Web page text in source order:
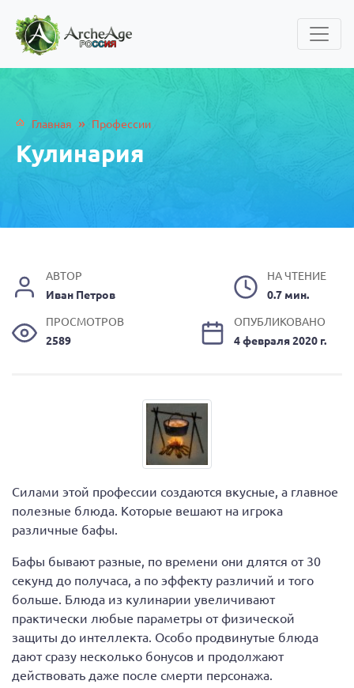
Главная » Профессии
Кулинария
АВТОР
Иван Петров
НА ЧТЕНИЕ
0.7 мин.
ПРОСМОТРОВ
2589
ОПУБЛИКОВАНО
4 февраля 2020 г.
Силами этой профессии создаются вкусные, а главное
полезные блюда. Которые вешают на игрока
различные бафы.
Бафы бывают разные, по времени они длятся от 30
секунд до получаса, а по эффекту различий и того
больше. Блюда из кулинарии увеличивают
практически любые параметры от физической
защиты до интеллекта. Особо продвинутые блюда
дают сразу несколько бонусов и продолжают
действовать даже после смерти персонажа.